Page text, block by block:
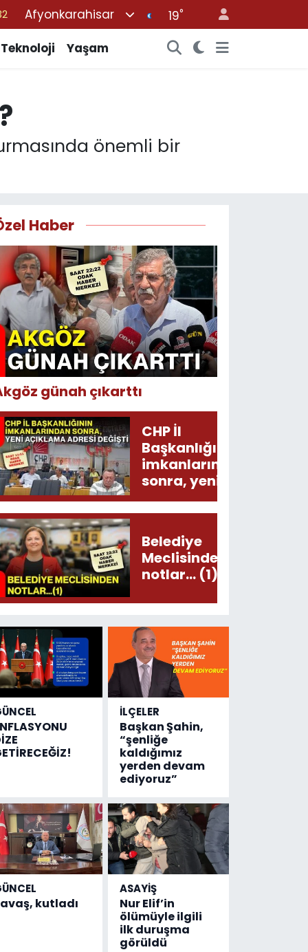
Afyonkarahisar 19°
Teknoloji Yaşam
önemli bir
Haber
günah çıkarttı
CHP İl
Başkanlığının
imkanlarından
sonra, yeni
açıklama
adresi değişti!
Belediye
Meclisinden
notlar... (1)
İLÇELER
Başkan Şahin,
“şenliğe
kaldığımız
yerden devam
ediyoruz”
kutladı
ASAYİŞ
Nur Elif’in
ölümüyle ilgili
ilk duruşma
görüldü